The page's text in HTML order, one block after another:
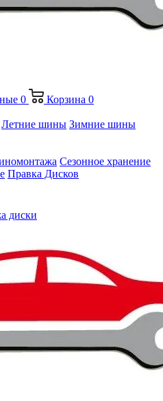
0 Корзина 0
Летние шины Зимние шины
Сезонное хранение
Правка Дисков
диски